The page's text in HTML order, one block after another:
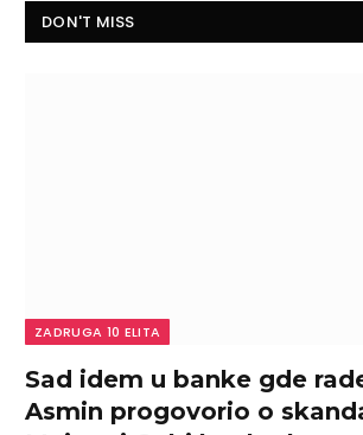
DON'T MISS
ZADRUGA 10 ELITA
Sad idem u banke gde
Asmin progovorio o